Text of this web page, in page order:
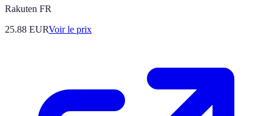
Rakuten FR
25.88 EURVoir le prix